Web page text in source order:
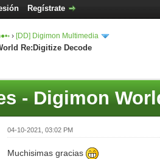
Regístrate
› [DD] Digimon Multimedia
Re:Digitize Decode
- Digimon
04-10-2021, 03:02 PM
Muchisimas gracias